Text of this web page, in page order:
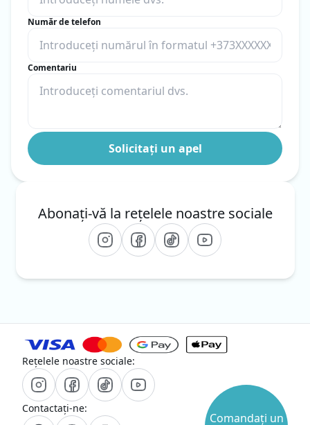
Comandați un
Număr de telefon
Comentariu
Abonați-vă la rețelele noastre sociale
Rețelele noastre sociale:
Contactați-ne: